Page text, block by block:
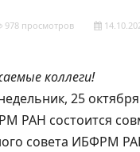
978 просмотров
коллеги!
25
РАН состоится
совета ИБФРМ